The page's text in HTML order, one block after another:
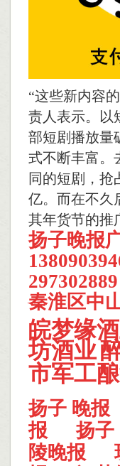
“这些新内容
责人表示。以
部短剧播放量
式不断丰富。
同的短剧，抢
亿。而在不久
其年货节的推
扬子晚报
秦淮区中
皖梦缘
坊酒业
市军工
扬子 晚报
报
扬子
陵晚报